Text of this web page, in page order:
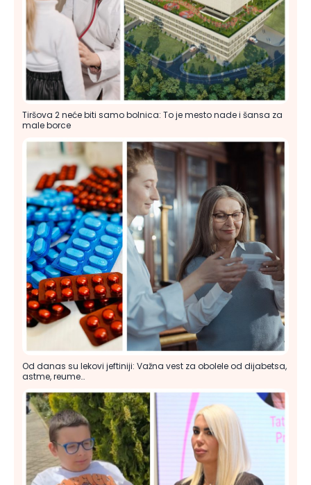
Tiršova 2 neće biti samo bolnica: To je mesto nade i šansa za
male borce
Od danas su lekovi jeftiniji: Važna vest za obolele od dijabetsa,
astme, reume…